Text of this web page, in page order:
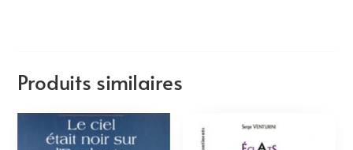
Produits similaires